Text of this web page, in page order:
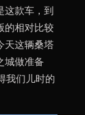
这款车，到
的相对比较
天这辆桑塔
城做准备
我们儿时的